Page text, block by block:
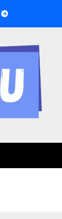
BTS boicotea los